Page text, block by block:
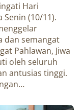
Hari
Senin (10/11).
dan semangat
Pahlawan, Jiwa
oleh seluruh
antusias tinggi.